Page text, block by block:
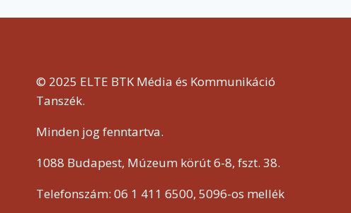
© 2025 ELTE BTK Média és Kommunikáció
Tanszék.
Minden jog fenntartva.
1088 Budapest, Múzeum körút 6-8, fszt. 38.
Telefonszám: 06 1 411 6500, 5096-os mellék